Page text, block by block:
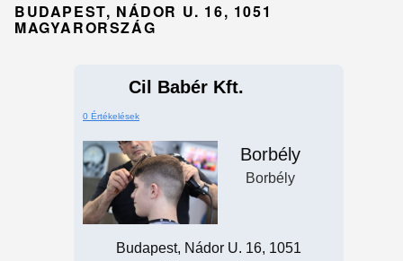
BUDAPEST, NÁDOR U. 16, 1051
MAGYARORSZÁG
Cil Babér Kft.
0 Értékelések
Borbély
Borbély
Budapest, Nádor U. 16, 1051